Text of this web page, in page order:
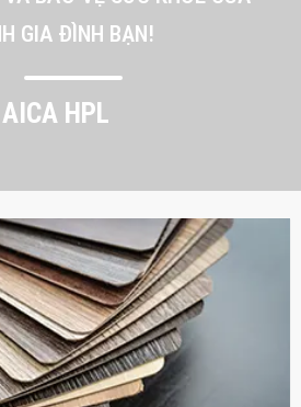
GIA ĐÌNH BẠN!
AICA HPL